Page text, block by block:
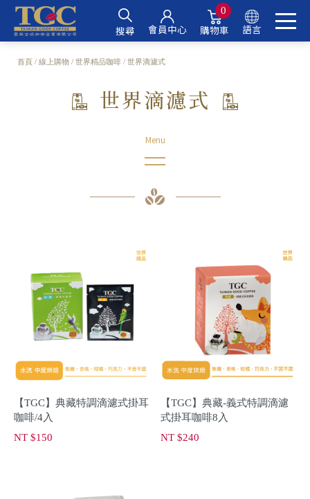
搜尋 會員中心 購物車
0
語言
首頁 線上購物 世界精品咖啡 世界滴濾式
世界滴濾式
【TGC】典藏特調滴濾式掛耳
咖啡/4入
NT $150
【TGC】典藏-義式特調滴濾
式掛耳咖啡8入
NT $240